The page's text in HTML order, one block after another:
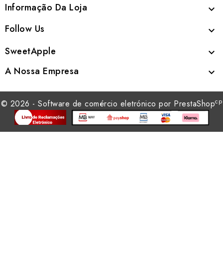
Informação Da Loja 
Follow Us 
SweetApple 
A Nossa Empresa 
© 2026 - Software de comércio eletrónico por PrestaShopcp